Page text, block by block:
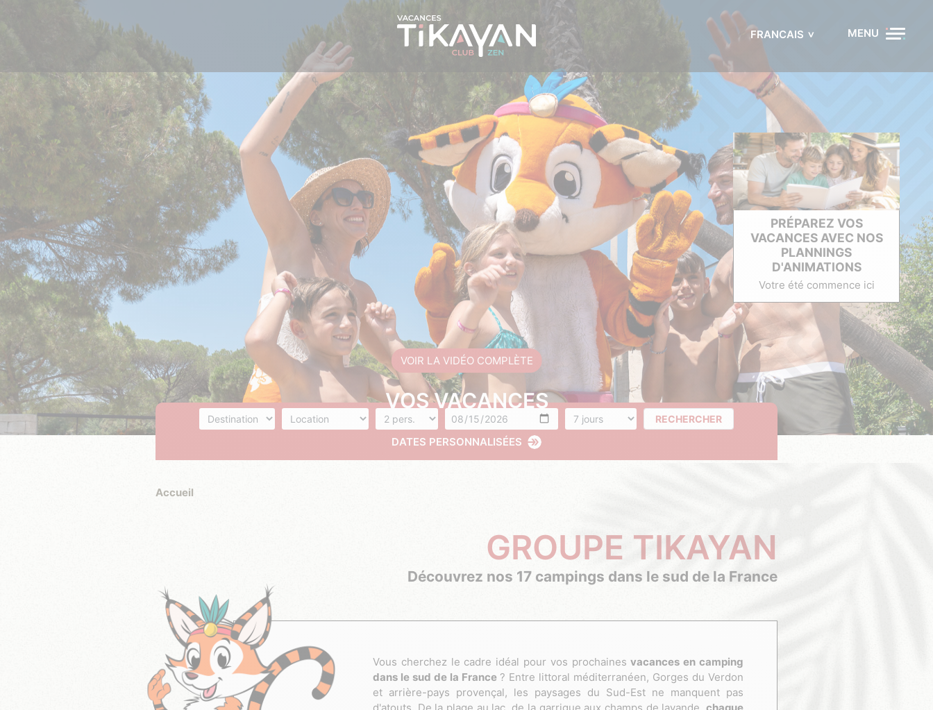
PRÉPAREZ VOS
VACANCES AVEC NOS
PLANNINGS
D'ANIMATIONS
Votre été commence ici
VOIR LA VIDÉO COMPLÈTE
FRANCAIS MENU
VOS VACANCES
Destination Hébergement Nombre de personnes Arrivée Nombres de jours RECHERCHER
DATES PERSONNALISÉES
Accueil
GROUPE TIKAYAN
Découvrez nos 17 campings dans le sud de la France
Vous cherchez le cadre idéal pour vos prochainesvacances en camping
dans le sud de la France? Entre littoral méditerranéen, Gorges du Verdon
et arrière-pays provençal, les paysages du Sud-Est ne manquent pas